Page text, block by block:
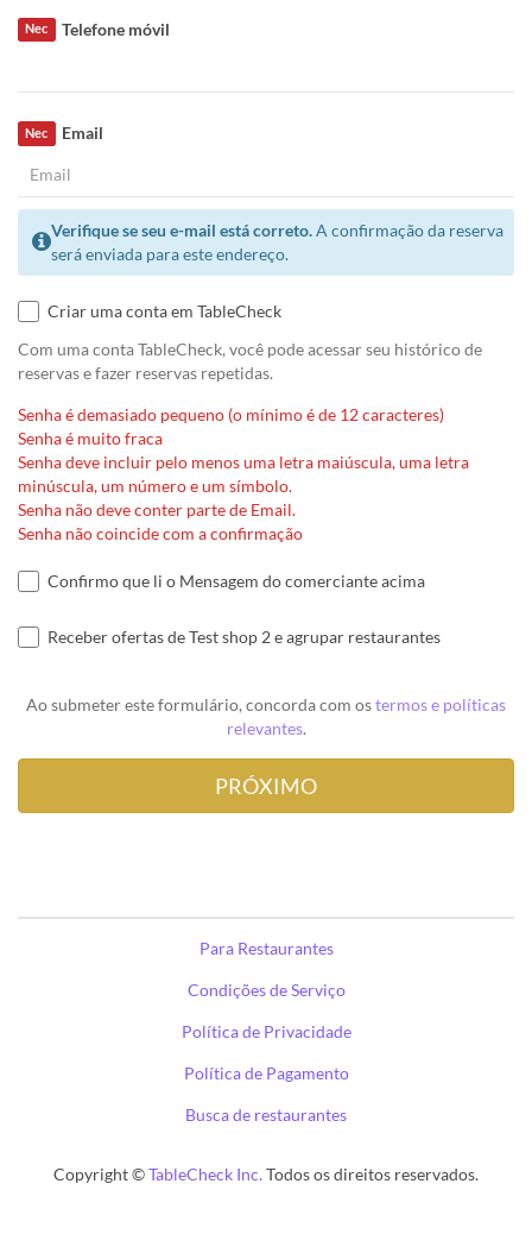
Telefone móvil
Nec
Email
Nec
Verifique se seu e-mail está correto.A confirmação da reserva
será enviada para este endereço.
Criar uma conta em TableCheck
Com uma conta TableCheck, você pode acessar seu histórico de
reservas e fazer reservas repetidas.
Senha é demasiado pequeno (o mínimo é de 12 caracteres)
Senha é muito fraca
Senha deve incluir pelo menos uma letra maiúscula, uma letra
minúscula, um número e um símbolo.
Senha não deve conter parte de Email.
Senha não coincide com a confirmação
Confirmo que li o Mensagem do comerciante acima
Receber ofertas de Test shop 2 e agrupar restaurantes
Ao submeter este formulário, concorda com ostermos e políticas
relevantes.
Para Restaurantes
Condições de Serviço
Política de Privacidade
Política de Pagamento
Busca de restaurantes
Copyright ©TableCheck Inc.Todos os direitos reservados.